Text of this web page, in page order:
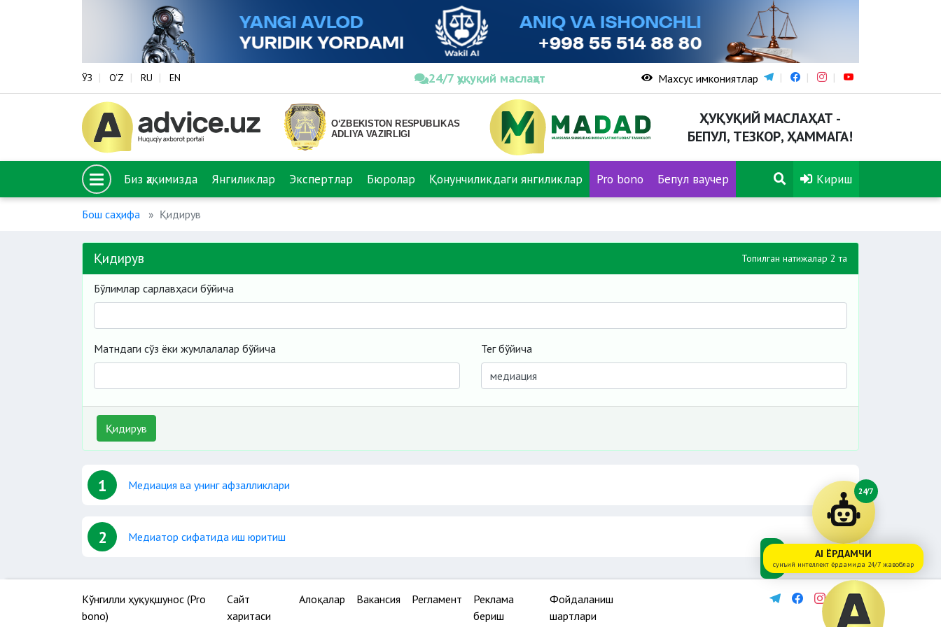
ЎЗ O‘Z RU EN 24/7 ҳуқуқий маслаҳат Махсус имкониятлар
ҲУҚУҚИЙ МАСЛАҲАТ -
БЕПУЛ, ТЕЗКОР, ҲАММАГА!
Биз ҳақимизда Янгиликлар Экспертлар Бюролар Қонунчиликдаги янгиликлар Pro bono Бепул ваучер Кириш
Бош саҳифа Қидирув
Қидирув Топилган натижалар 2 та
Бўлимлар сарлавҳаси бўйича
Матндаги сўз ёки жумлалалар бўйича Тег бўйича
Қидирув
1 Медиация ва унинг афзалликлари
2 Медиатор сифатида иш юритиш
Кўнгилли ҳуқуқшунос (Pro
bono)
Сайт
харитаси
Алоқалар Вакансия Регламент
Реклама
бериш
Фойдаланиш
шартлари
24/7
AI ЁРДАМЧИ
сунъий интеллект ёрдамида 24/7 жавоблар